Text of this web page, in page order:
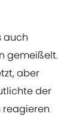
auch
gemeißelt.
aber
der
reagieren